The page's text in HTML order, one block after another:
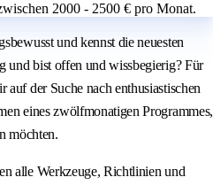
2000 - 2500 € pro Monat.
und kennst die neuesten
und bist offen und wissbegierig? Für
der Suche nach enthusiastischen
eines zwölfmonatigen Programmes,
möchten.
alle Werkzeuge, Richtlinien und